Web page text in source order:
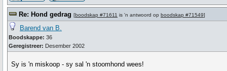
Re: Hond gedrag [boodskap #71611 is 'n antwoord op boodskap #71549]
Barend van B.
Boodskappe: 36
Geregistreer: Desember 2002
Sy is 'n miskoop - sy sal 'n stoomhond wees!